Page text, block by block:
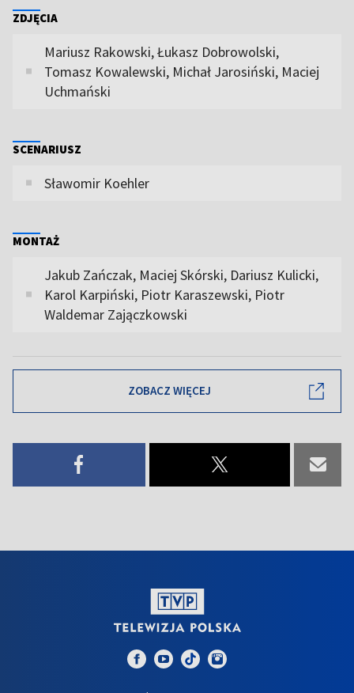
ZDJĘCIA
Mariusz Rakowski, Łukasz Dobrowolski,
Tomasz Kowalewski, Michał Jarosiński, Maciej
Uchmański
SCENARIUSZ
Sławomir Koehler
MONTAŻ
Jakub Zańczak, Maciej Skórski, Dariusz Kulicki,
Karol Karpiński, Piotr Karaszewski, Piotr
Waldemar Zajączkowski
ZOBACZ WIĘCEJ